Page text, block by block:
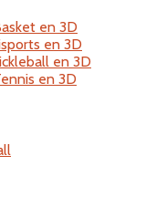
en 3D
en 3D
en 3D
en 3D